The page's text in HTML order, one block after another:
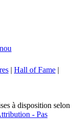
| Hall of Fame |
à disposition selon
- Pas